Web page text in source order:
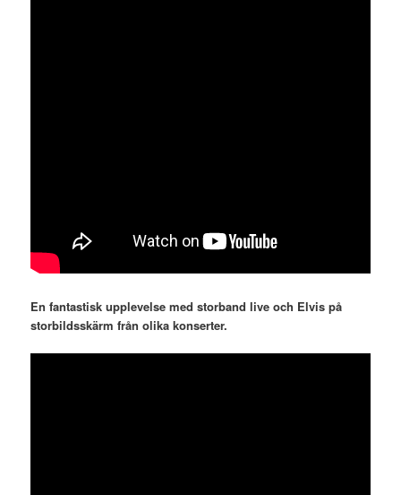
En fantastisk upplevelse med storband live och Elvis på
storbildsskärm från olika konserter.